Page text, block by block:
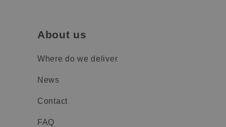
About us
Where do we deliver
News
Contact
FAQ